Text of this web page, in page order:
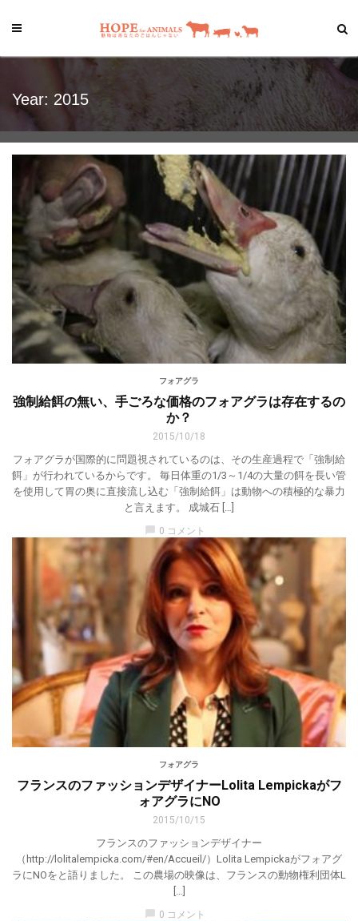
Year: 2015
フォアグラ
強制給餌の無い、手ごろな価格のフォアグラは存在するの
か？
2015/10/18
フォアグラが国際的に問題視されているのは、その生産過程で「強制給
餌」が行われているからです。 毎日体重の1/3～1/4の大量の餌を長い管
を使用して胃の奥に直接流し込む「強制給餌」は動物への積極的な暴力
と言えます。 成城石 […]
chat_bubble 0 コメント
フォアグラ
フランスのファッションデザイナーLolita Lempickaがフ
ォアグラにNO
2015/10/15
フランスのファッションデザイナー
（http://lolitalempicka.com/#en/Accueil/）Lolita Lempickaがフォアグ
ラにNOをと語りました。 この農場の映像は、フランスの動物権利団体L
[…]
0 コメント